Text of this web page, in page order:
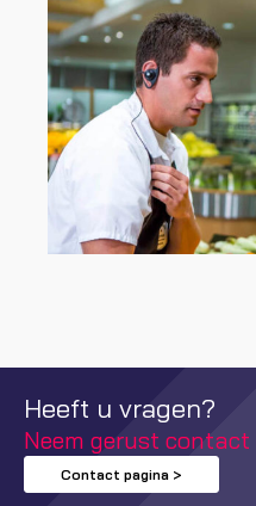
Heeft u vragen?
Neem gerust contact
Contact pagina >